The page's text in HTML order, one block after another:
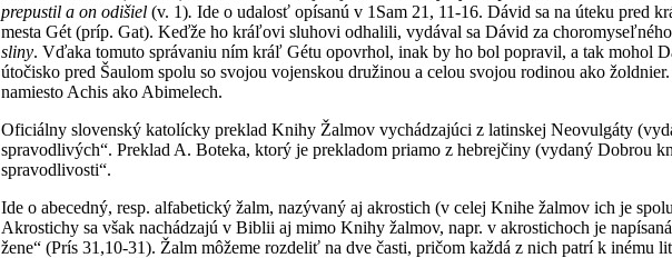
prepustil a on odišiel (v. 1). Ide o udalosť opísanú v 1Sam 21, 11-16. Dávid sa na úteku pred
mesta Gét (príp. Gat). Keďže ho kráľovi sluhovi odhalili, vydával sa Dávid za choromyseľného
sliny. Vďaka tomuto správaniu ním kráľ Gétu opovrhol, inak by ho bol popravil, a tak mohol
útočisko pred Šaulom spolu so svojou vojenskou družinou a celou svojou rodinou ako
namiesto Achis ako Abimelech.
Oficiálny slovenský katolícky preklad Knihy Žalmov vychádzajúci z latinskej Neovulgáty
spravodlivých“. Preklad A. Boteka, ktorý je prekladom priamo z hebrejčiny (vydaný Dobrou
spravodlivosti“.
Ide o abecedný, resp. alfabetický žalm, nazývaný aj akrostich (v celej Knihe žalmov ich je
Akrostichy sa však nachádzajú v Biblii aj mimo Knihy žalmov, napr. v akrostichoch je
žene“ (Prís 31,10-31). Žalm môžeme rozdeliť na dve časti, pričom každá z nich patrí k inému